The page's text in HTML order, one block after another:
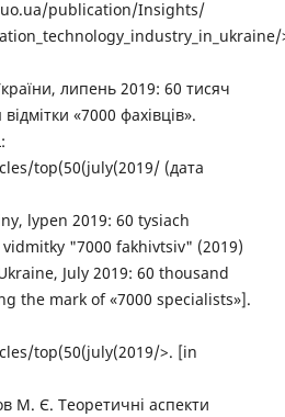
publication/Insights/
липень 2019: 60 тисяч
«7000 фахівців».
top(50(july(2019/ (дата
lypen 2019: 60 tysiach
"7000 fakhivtsiv" (2019)
July 2019: 60 thousand
the mark of «7000 specialists»].
top(50(july(2019/>. [in
М. Є. Теоретичні аспекти